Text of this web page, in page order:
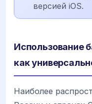
версией iOS.
Использование
как
Наиболее